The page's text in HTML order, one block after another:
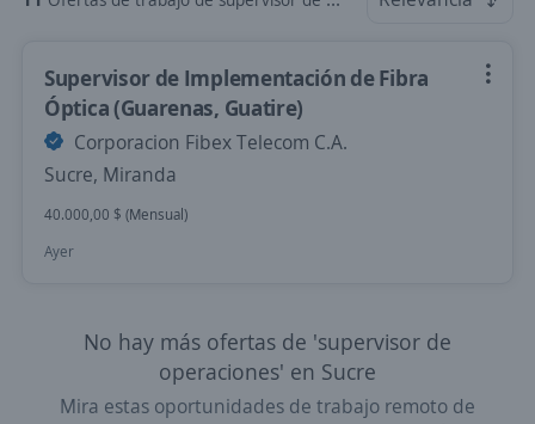
Supervisor de Implementación de Fibra
Óptica (Guarenas, Guatire)
Corporacion Fibex Telecom C.A.
Sucre, Miranda
40.000,00 $ (Mensual)
Ayer
No hay más ofertas de 'supervisor de
operaciones' en Sucre
Mira estas oportunidades de trabajo remoto de